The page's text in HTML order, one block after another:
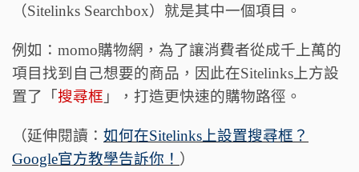
（Sitelinks Searchbox）就是其中一個項目。
例如：momo購物網，為了讓消費者從成千上萬的
項目找到自己想要的商品，因此在Sitelinks上方設
置了「 搜尋框 」，打造更快速的購物路徑。
（延伸閱讀： 如何在Sitelinks上設置搜尋框？
Google官方教學告訴你！ ）